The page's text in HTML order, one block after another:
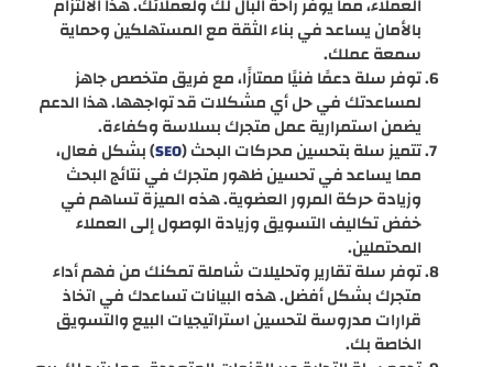
بالأمان يساعد في بناء الثقة مع المستهلكين وحماية
سمعة عملك.
توفر سلة دعمًا فنيًا ممتازًا، مع فريق متخصص جاهز
لمساعدتك في حل أي مشكلات قد تواجهها. هذا الدعم
يضمن استمرارية عمل متجرك بسلاسة وكفاءة.
تتميز سلة بتحسين محركات البحث (SEO) بشكل فعال،
مما يساعد في تحسين ظهور متجرك في نتائج البحث
وزيادة حركة المرور العضوية. هذه الميزة تساهم في
خفض تكاليف التسويق وزيادة الوصول إلى العملاء
المحتملين.
توفر سلة تقارير وتحليلات شاملة تمكنك من فهم أداء
متجرك بشكل أفضل. هذه البيانات تساعدك في اتخاذ
قرارات مدروسة لتحسين استراتيجيات البيع والتسويق
الخاصة بك.